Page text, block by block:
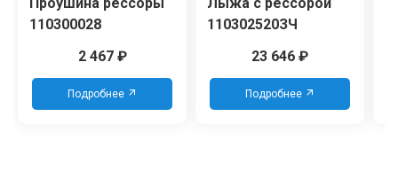
110300028
2 467₽
Подробнее
110302520ЗЧ
23 646 ₽
Подробнее